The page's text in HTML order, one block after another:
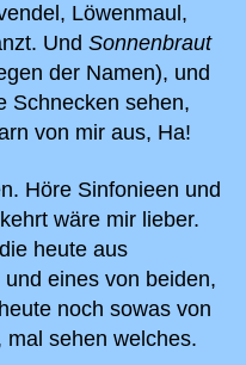
Löwenmaul,
Und Sonnenbraut
der Namen), und
Schnecken sehen,
von mir aus, Ha!
Höre Sinfonieen und
wäre mir lieber.
heute aus
eines von beiden,
noch sowas von
sehen welches.